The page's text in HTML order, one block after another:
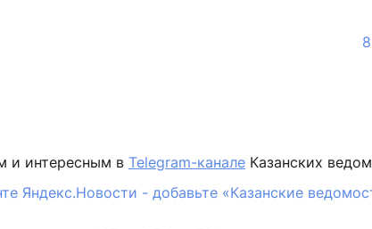
и интересным в Telegram-канале Казанских
Яндекс.Новости - добавьте «Казанские